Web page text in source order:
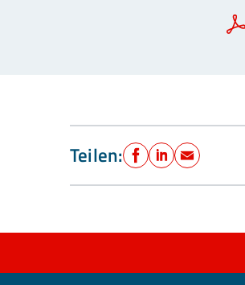
Teilen: Facebook
LinkedIn
E-Mail